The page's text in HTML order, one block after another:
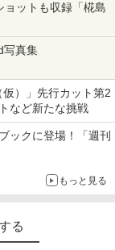
ョットも収録「椛島
写真集
仮）」先行カット第2
など新たな挑戦
ックに登場！「週刊
もっと見る
る